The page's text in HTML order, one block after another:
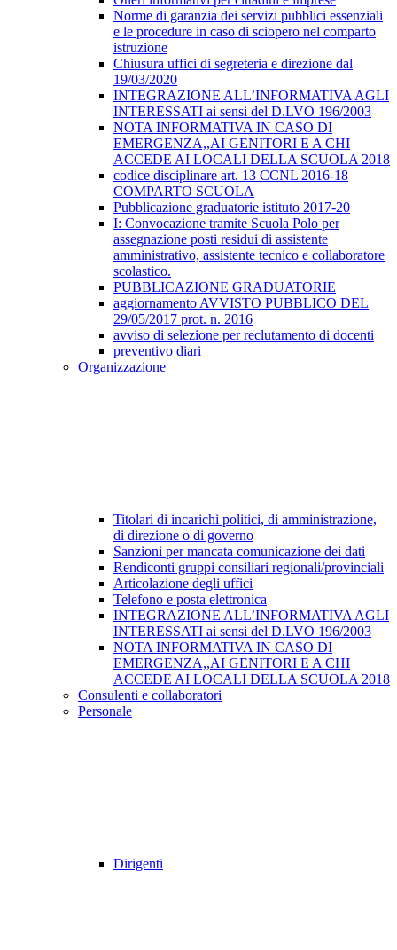
Norme di garanzia dei servizi pubblici essenziali
e le procedure in caso di sciopero nel comparto
istruzione
Chiusura uffici di segreteria e direzione dal
19/03/2020
INTEGRAZIONE ALL’INFORMATIVA AGLI
INTERESSATI ai sensi del D.LVO 196/2003
NOTA INFORMATIVA IN CASO DI
EMERGENZA,,AI GENITORI E A CHI
ACCEDE AI LOCALI DELLA SCUOLA 2018
codice disciplinare art. 13 CCNL 2016-18
COMPARTO SCUOLA
Pubblicazione graduatorie istituto 2017-20
I: Convocazione tramite Scuola Polo per
assegnazione posti residui di assistente
amministrativo, assistente tecnico e collaboratore
scolastico.
PUBBLICAZIONE GRADUATORIE
aggiornamento AVVISTO PUBBLICO DEL
29/05/2017 prot. n. 2016
avviso di selezione per reclutamento di docenti
preventivo diari
Organizzazione
Titolari di incarichi politici, di amministrazione,
di direzione o di governo
Sanzioni per mancata comunicazione dei dati
Rendiconti gruppi consiliari regionali/provinciali
Articolazione degli uffici
Telefono e posta elettronica
INTEGRAZIONE ALL’INFORMATIVA AGLI
INTERESSATI ai sensi del D.LVO 196/2003
NOTA INFORMATIVA IN CASO DI
EMERGENZA,,AI GENITORI E A CHI
ACCEDE AI LOCALI DELLA SCUOLA 2018
Consulenti e collaboratori
Personale
Dirigenti